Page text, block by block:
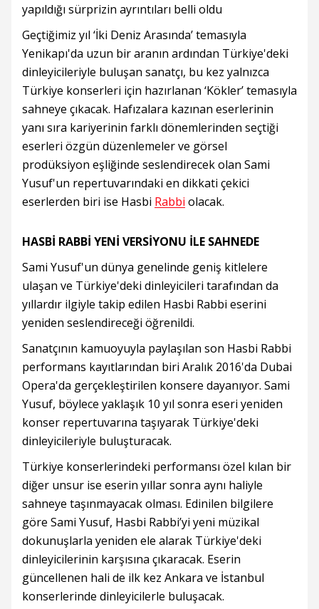
yapıldığı sürprizin ayrıntıları belli oldu
Geçtiğimiz yıl ‘İki Deniz Arasında’ temasıyla
Yenikapı'da uzun bir aranın ardından Türkiye'deki
dinleyicileriyle buluşan sanatçı, bu kez yalnızca
Türkiye konserleri için hazırlanan ‘Kökler’ temasıyla
sahneye çıkacak. Hafızalara kazınan eserlerinin
yanı sıra kariyerinin farklı dönemlerinden seçtiği
eserleri özgün düzenlemeler ve görsel
prodüksiyon eşliğinde seslendirecek olan Sami
Yusuf'un repertuvarındaki en dikkati çekici
eserlerden biri ise Hasbi Rabbi olacak.
HASBİ RABBİ YENİ VERSİYONU İLE SAHNEDE
Sami Yusuf'un dünya genelinde geniş kitlelere
ulaşan ve Türkiye'deki dinleyicileri tarafından da
yıllardır ilgiyle takip edilen Hasbi Rabbi eserini
yeniden seslendireceği öğrenildi.
Sanatçının kamuoyuyla paylaşılan son Hasbi Rabbi
performans kayıtlarından biri Aralık 2016'da Dubai
Opera'da gerçekleştirilen konsere dayanıyor. Sami
Yusuf, böylece yaklaşık 10 yıl sonra eseri yeniden
konser repertuvarına taşıyarak Türkiye'deki
dinleyicileriyle buluşturacak.
Türkiye konserlerindeki performansı özel kılan bir
diğer unsur ise eserin yıllar sonra aynı haliyle
sahneye taşınmayacak olması. Edinilen bilgilere
göre Sami Yusuf, Hasbi Rabbi’yi yeni müzikal
dokunuşlarla yeniden ele alarak Türkiye'deki
dinleyicilerinin karşısına çıkaracak. Eserin
güncellenen hali de ilk kez Ankara ve İstanbul
konserlerinde dinleyicilerle buluşacak.